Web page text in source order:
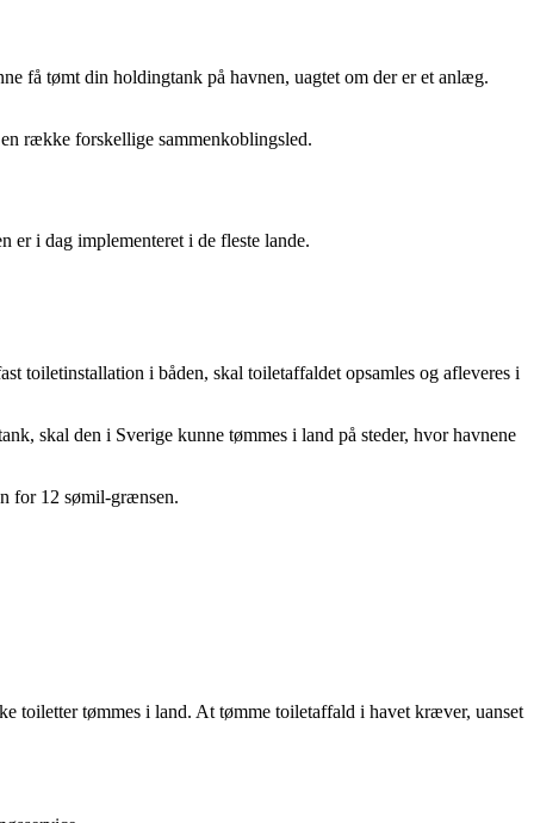
få tømt din holdingtank på havnen, uagtet om der er et anlæg.
række forskellige sammenkoblingsled.
er i dag implementeret i de fleste lande.
toiletinstallation i båden, skal toiletaffaldet opsamles og afleveres i
skal den i Sverige kunne tømmes i land på steder, hvor havnene
for 12 sømil-grænsen.
toiletter tømmes i land. At tømme toiletaffald i havet kræver, uanset